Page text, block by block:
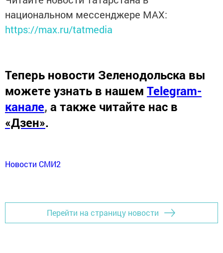
национальном мессенджере MАХ:
https://max.ru/tatmedia
Теперь новости Зеленодольска вы
можете узнать в нашем Telegram-
канале, а также читайте нас в
«Дзен».
Новости СМИ2
Перейти на страницу новости